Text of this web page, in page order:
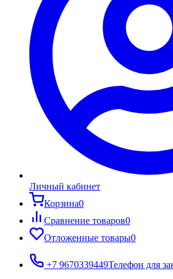
Личный кабинет
Корзина0
Сравнение товаров0
Отложенные товары0
+7 9670339449Телефон для